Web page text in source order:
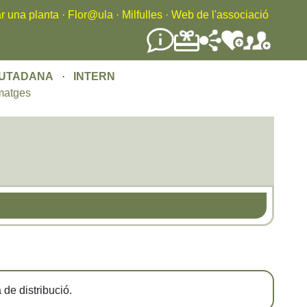
una planta · Flor@ula · Milfulles · Web de l'associació
·
INTERN
de distribució.